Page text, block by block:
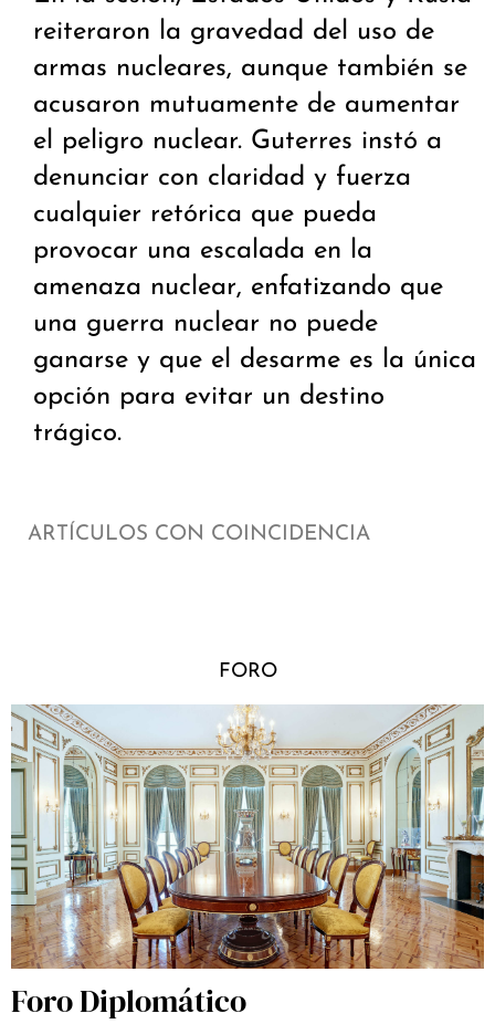
reiteraron la gravedad del uso de
armas nucleares, aunque también se
acusaron mutuamente de aumentar
el peligro nuclear. Guterres instó a
denunciar con claridad y fuerza
cualquier retórica que pueda
provocar una escalada en la
amenaza nuclear, enfatizando que
una guerra nuclear no puede
ganarse y que el desarme es la única
opción para evitar un destino
trágico.
ARTÍCULOS CON COINCIDENCIA
FORO
Foro Diplomático